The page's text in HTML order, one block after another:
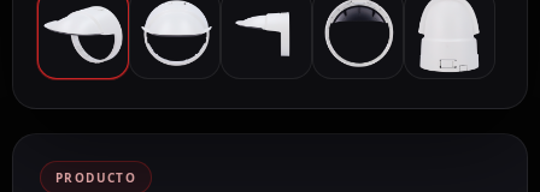
PRODUCTO